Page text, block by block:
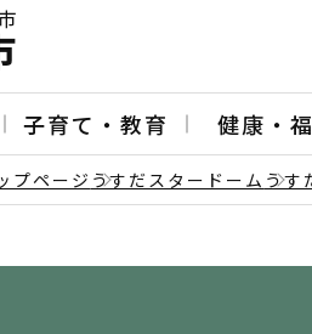
子育て・教育 健康・
プページ うすだスタードーム うす